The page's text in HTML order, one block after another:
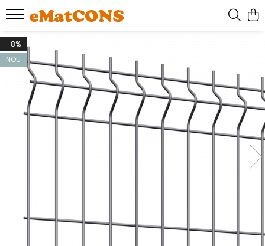
-8%
NOU